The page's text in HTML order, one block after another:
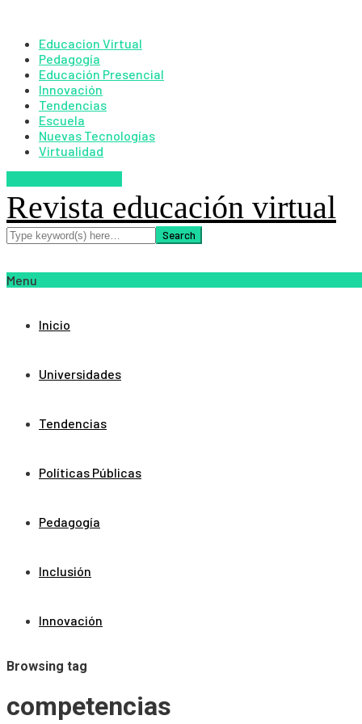
Educacion Virtual
Pedagogía
Educación Presencial
Innovación
Tendencias
Escuela
Nuevas Tecnologías
Virtualidad
Revista educación virtual
Menu
Inicio
Universidades
Tendencias
Políticas Públicas
Pedagogía
Inclusión
Innovación
Browsing tag
competencias